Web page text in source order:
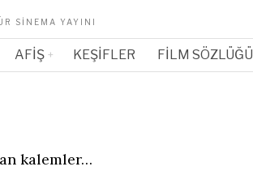
SINEMA YAYINI
AFIŞ KEŞIFLER FILM SÖZLÜĞÜ
kalemler…